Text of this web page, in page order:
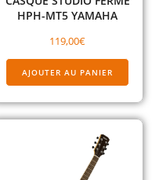
HPH-MT5 YAMAHA
119,00€
AJOUTER AU PANIER